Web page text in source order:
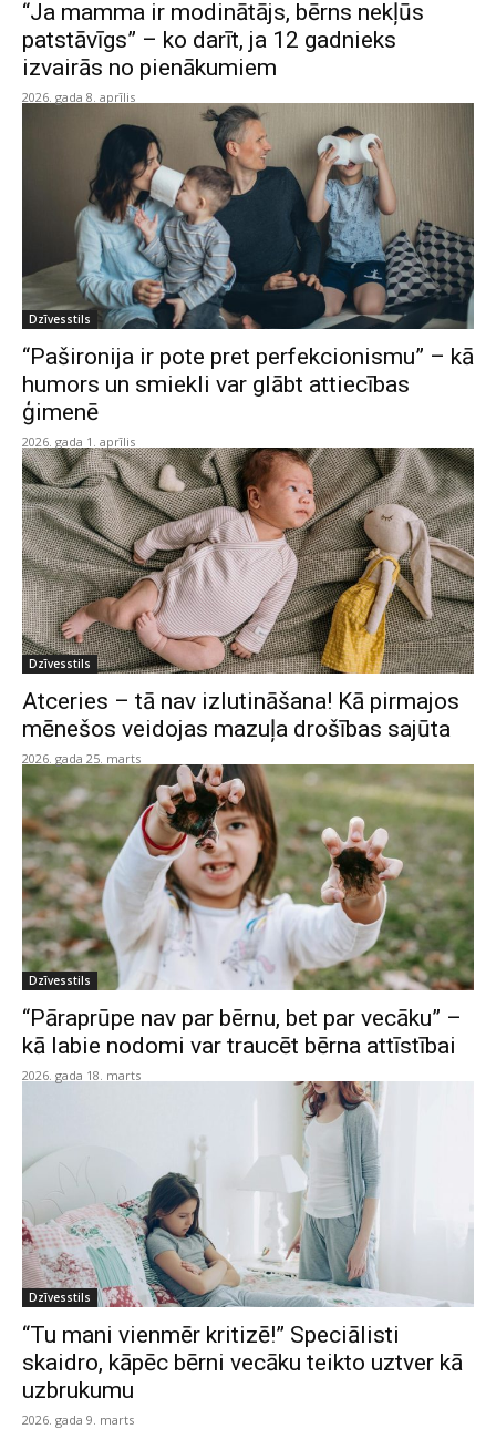
“Ja mamma ir modinātājs, bērns nekļūs
patstāvīgs” – ko darīt, ja 12 gadnieks
izvairās no pienākumiem
2026. gada 8. aprīlis
Dzīvesstils
“Pašironija ir pote pret perfekcionismu” – kā
humors un smiekli var glābt attiecības
ģimenē
2026. gada 1. aprīlis
Dzīvesstils
Atceries – tā nav izlutināšana! Kā pirmajos
mēnešos veidojas mazuļa drošības sajūta
2026. gada 25. marts
Dzīvesstils
“Pāraprūpe nav par bērnu, bet par vecāku” –
kā labie nodomi var traucēt bērna attīstībai
2026. gada 18. marts
Dzīvesstils
“Tu mani vienmēr kritizē!” Speciālisti
skaidro, kāpēc bērni vecāku teikto uztver kā
uzbrukumu
2026. gada 9. marts